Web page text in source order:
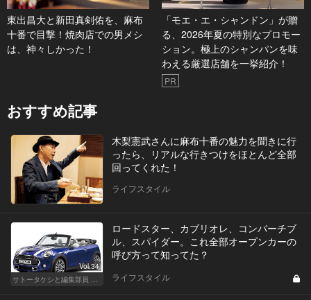
東出昌大と新田真剣佑を、麻布
十番で目撃！焼肉店での男メシ
は、神々しかった！
「モエ・エ・シャンドン」が贈
る、2026年夏の特別なプロモー
ション。極上のシャンパンを味
わえる厳選店舗を一挙紹介！
PR
おすすめ記事
木梨憲武さんに麻布十番の魅力を聞きに行
ったら、リアルな行きつけをほとんど全部
回ってくれた！
ライフスタイル
Vol.34
サトータケシと編集部員 船山の"CAR GENTSへの道"
ロードスター、カブリオレ、コンバーチブ
ル、スパイダー。これ全部オープンカーの
呼び方って知ってた？
ライフスタイル